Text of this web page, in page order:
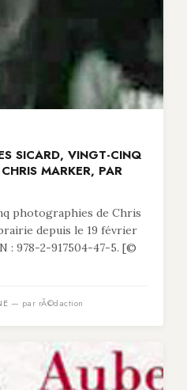
SICARD, VINGT-CINQ
MARKER, PAR
photographies de Chris
depuis le 19 février
: 978-2-917504-47-5. [©
— par rÃ©daction